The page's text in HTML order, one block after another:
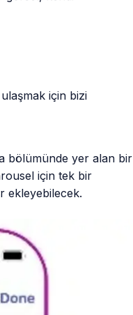
için bizi
bölümünde yer alan bir
için tek bir
ekleyebilecek.